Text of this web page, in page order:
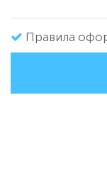
Правила